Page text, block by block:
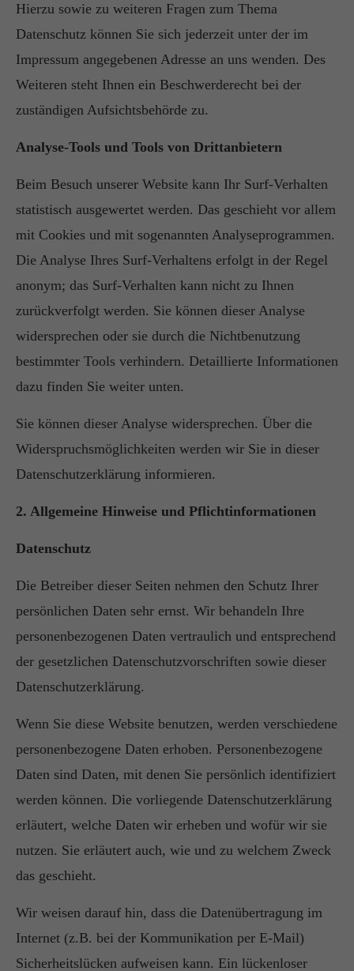
Hierzu sowie zu weiteren Fragen zum Thema
Datenschutz können Sie sich jederzeit unter der im
Impressum angegebenen Adresse an uns wenden. Des
Weiteren steht Ihnen ein Beschwerderecht bei der
zuständigen Aufsichtsbehörde zu.
Analyse-Tools und Tools von Drittanbietern
Beim Besuch unserer Website kann Ihr Surf-Verhalten
statistisch ausgewertet werden. Das geschieht vor allem
mit Cookies und mit sogenannten Analyseprogrammen.
Die Analyse Ihres Surf-Verhaltens erfolgt in der Regel
anonym; das Surf-Verhalten kann nicht zu Ihnen
zurückverfolgt werden. Sie können dieser Analyse
widersprechen oder sie durch die Nichtbenutzung
bestimmter Tools verhindern. Detaillierte Informationen
dazu finden Sie weiter unten.
Sie können dieser Analyse widersprechen. Über die
Widerspruchsmöglichkeiten werden wir Sie in dieser
Datenschutzerklärung informieren.
2. Allgemeine Hinweise und Pflichtinformationen
Datenschutz
Die Betreiber dieser Seiten nehmen den Schutz Ihrer
persönlichen Daten sehr ernst. Wir behandeln Ihre
personenbezogenen Daten vertraulich und entsprechend
der gesetzlichen Datenschutzvorschriften sowie dieser
Datenschutzerklärung.
Wenn Sie diese Website benutzen, werden verschiedene
personenbezogene Daten erhoben. Personenbezogene
Daten sind Daten, mit denen Sie persönlich identifiziert
werden können. Die vorliegende Datenschutzerklärung
erläutert, welche Daten wir erheben und wofür wir sie
nutzen. Sie erläutert auch, wie und zu welchem Zweck
das geschieht.
Wir weisen darauf hin, dass die Datenübertragung im
Internet (z.B. bei der Kommunikation per E-Mail)
Sicherheitslücken aufweisen kann. Ein lückenloser